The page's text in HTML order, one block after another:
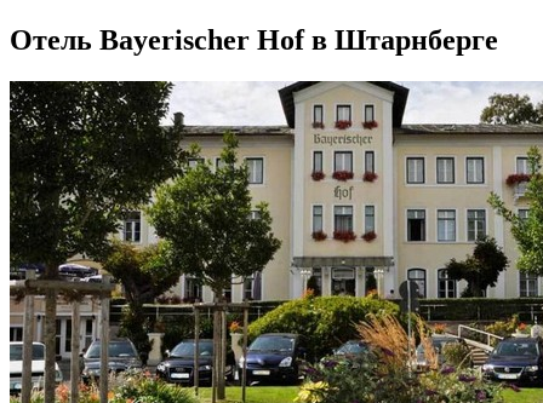
Отель Bayerischer Hof в Штарнберге